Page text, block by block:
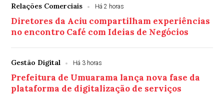
Relações Comerciais Há 2 horas
Diretores da Aciu compartilham experiências
no encontro Café com Ideias de Negócios
Gestão Digital Há 3 horas
Prefeitura de Umuarama lança nova fase da
plataforma de digitalização de serviços